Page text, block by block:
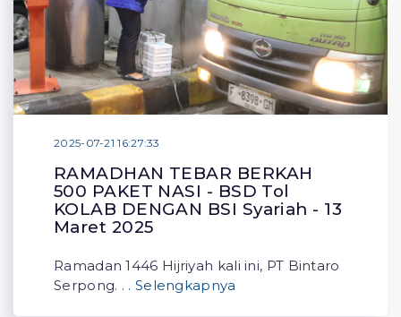
2025-07-21 16:27:33
RAMADHAN TEBAR BERKAH
500 PAKET NASI - BSD Tol
KOLAB DENGAN BSI Syariah - 13
Maret 2025
Ramadan 1446 Hijriyah kali ini, PT Bintaro
Serpong. . . Selengkapnya